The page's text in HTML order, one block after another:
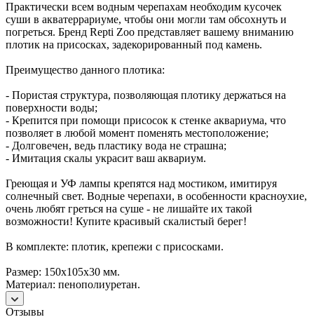
Практически всем водным черепахам необходим кусочек
суши в акватеррариуме, чтобы они могли там обсохнуть и
погреться. Бренд Repti Zoo представляет вашему вниманию
плотик на присосках, задекорированный под камень.
Преимущество данного плотика:
- Пористая структура, позволяющая плотику держаться на
поверхности воды;
- Крепится при помощи присосок к стенке аквариума, что
позволяет в любой момент поменять местоположение;
- Долговечен, ведь пластику вода не страшна;
- Имитация скалы украсит ваш аквариум.
Греющая и УФ лампы крепятся над мостиком, имитируя
солнечный свет. Водные черепахи, в особенности красноухие,
очень любят греться на суше - не лишайте их такой
возможности! Купите красивый скалистый берег!
В комплекте: плотик, крепежи с присосками.
Размер: 150x105x30 мм.
Материал: пенополиуретан.
Отзывы